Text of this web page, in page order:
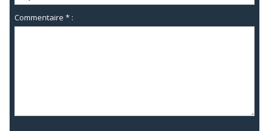
Commentaire * :